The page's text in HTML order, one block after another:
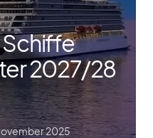
Schiffe
2027/​28
2025